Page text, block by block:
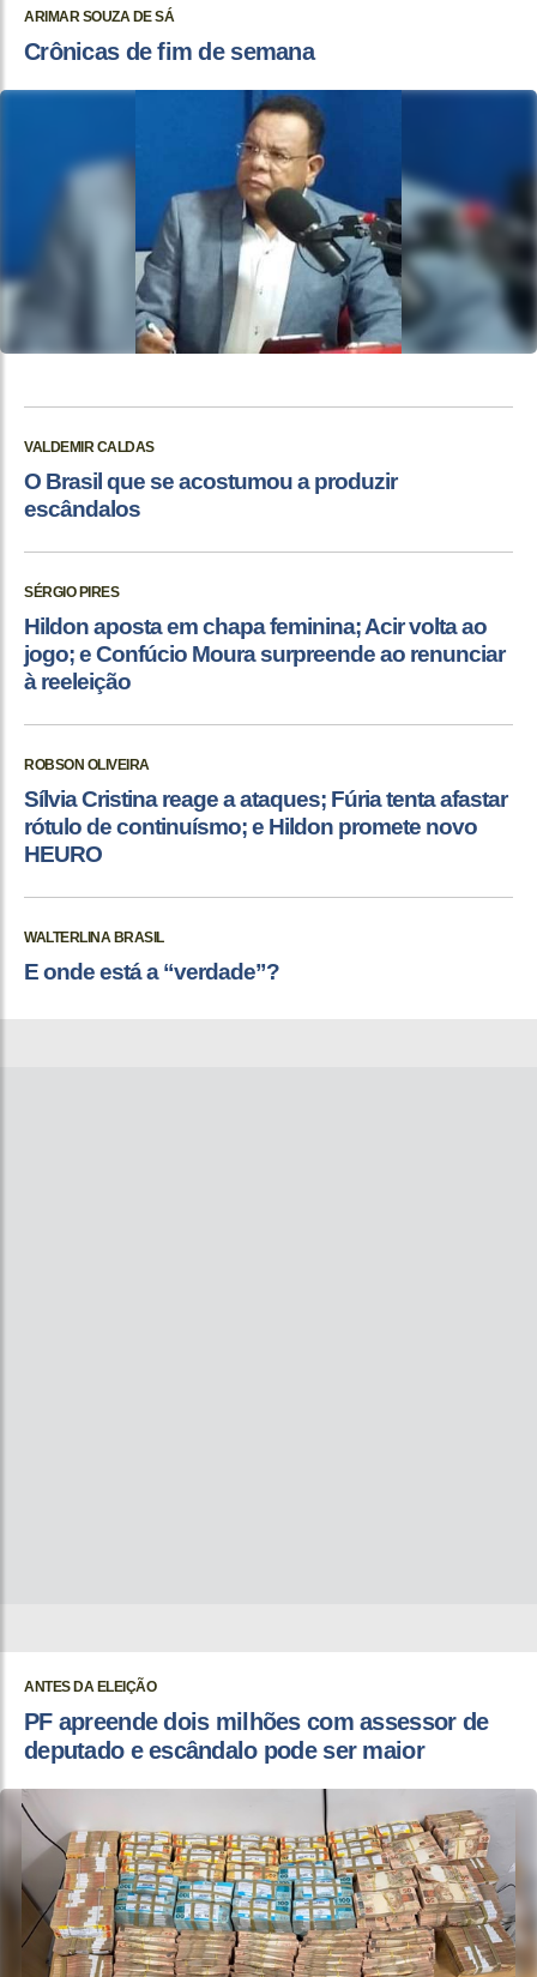
ARIMAR SOUZA DE SÁ
Crônicas de fim de semana
VALDEMIR CALDAS
O Brasil que se acostumou a produzir
escândalos
SÉRGIO PIRES
Hildon aposta em chapa feminina; Acir volta ao
jogo; e Confúcio Moura surpreende ao renunciar
à reeleição
ROBSON OLIVEIRA
Sílvia Cristina reage a ataques; Fúria tenta afastar
rótulo de continuísmo; e Hildon promete novo
HEURO
WALTERLINA BRASIL
E onde está a “verdade”?
ANTES DA ELEIÇÃO
PF apreende dois milhões com assessor de
deputado e escândalo pode ser maior